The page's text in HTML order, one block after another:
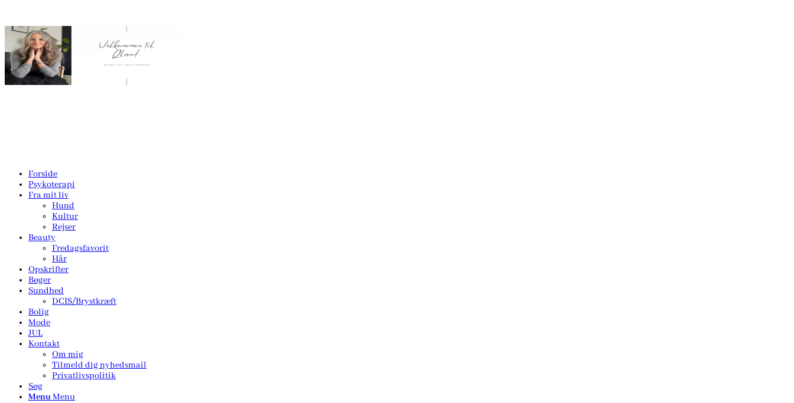
Forside
Psykoterapi
Fra mit liv
Hund
Kultur
Rejser
Beauty
Fredagsfavorit
Hår
Opskrifter
Bøger
Sundhed
DCIS/Brystkræft
Bolig
Mode
JUL
Kontakt
Om mig
Tilmeld dig nyhedsmail
Privatlivspolitik
Søg
MenuMenu